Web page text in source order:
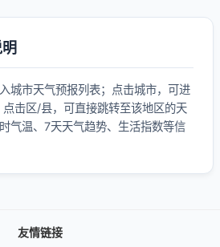
城市天气预报列表；点击城市，可进
击区/县，可直接跳转至该地区的天
气温、7天天气趋势、生活指数等信
友情链接